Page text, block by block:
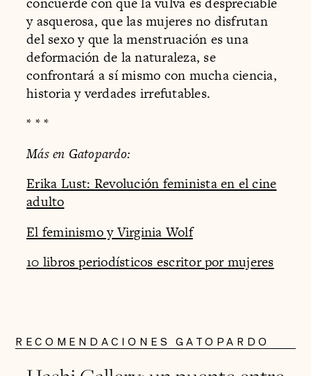
y asquerosa, que las mujeres no disfrutan
del sexo y que la menstruación es una
deformación de la naturaleza, se
confrontará a sí mismo con mucha ciencia,
historia y verdades irrefutables.
* * *
Más en Gatopardo:
Erika Lust: Revolución feminista en el cine
adulto
El feminismo y Virginia Wolf
10 libros periodísticos escritor por mujeres
RECOMENDACIONES GATOPARDO